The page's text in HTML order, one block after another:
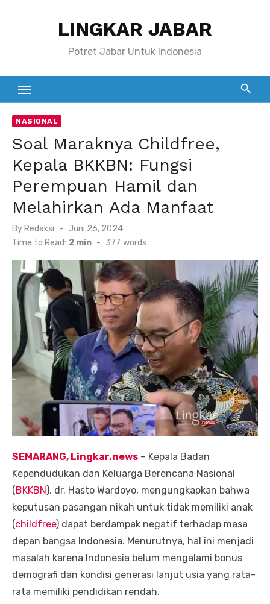
LINGKAR JABAR
Potret Jabar Untuk Indonesia
NASIONAL
Soal Maraknya Childfree,
Kepala BKKBN: Fungsi
Perempuan Hamil dan
Melahirkan Ada Manfaat
By Redaksi
Posted
on
Juni 26, 2024
Time to Read: 2 min - 377 words
SEMARANG, Lingkar.news – Kepala Badan
Kependudukan dan Keluarga Berencana Nasional
(BKKBN), dr. Hasto Wardoyo, mengungkapkan bahwa
keputusan pasangan nikah untuk tidak memiliki anak
(childfree) dapat berdampak negatif terhadap masa
depan bangsa Indonesia. Menurutnya, hal ini menjadi
masalah karena Indonesia belum mengalami bonus
demografi dan kondisi generasi lanjut usia yang rata-
rata memiliki pendidikan rendah.